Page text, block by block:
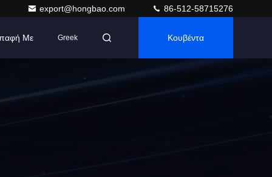
export@hongbao.com 86-512-58715276
Με Greek Κουβέντα